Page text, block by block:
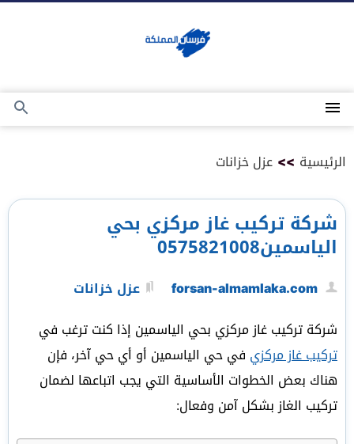
القائمة
بحث
الرئيسية >> عزل خزانات
شركة تركيب غاز مركزي بحي
الياسمين0575821008
forsan-almamlaka.com
عزل خزانات
شركة تركيب غاز مركزي بحي الياسمين إذا كنت ترغب في
تركيب غاز مركزي في حي الياسمين أو أي حي آخر، فإن
هناك بعض الخطوات الأساسية التي يجب اتباعها لضمان
تركيب الغاز بشكل آمن وفعال: